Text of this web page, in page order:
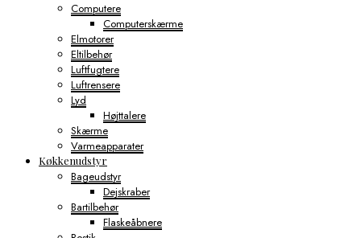
Computere
Computerskærme
Elmotorer
Eltilbehør
Luftfugtere
Luftrensere
Lyd
Højttalere
Skærme
Varmeapparater
Køkkenudstyr
Bageudstyr
Dejskraber
Bartilbehør
Flaskeåbnere